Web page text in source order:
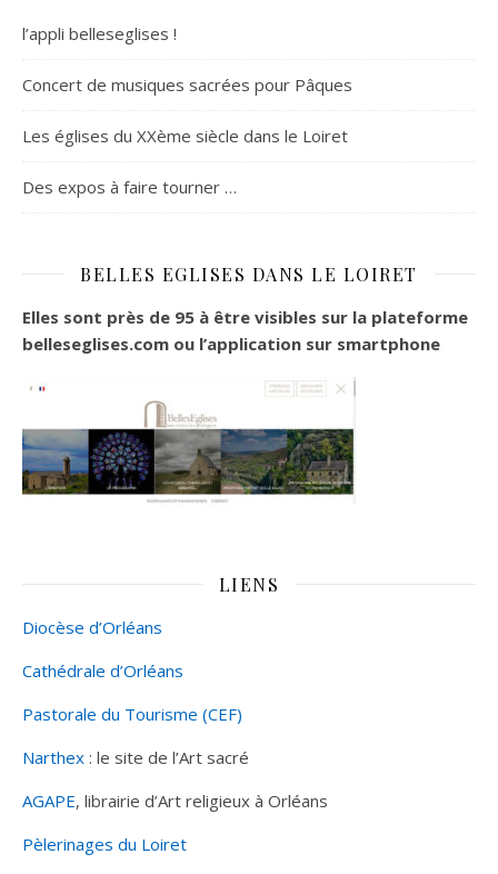
l’appli belleseglises !
Concert de musiques sacrées pour Pâques
Les églises du XXème siècle dans le Loiret
Des expos à faire tourner …
BELLES EGLISES DANS LE LOIRET
Elles sont près de 95 à être visibles sur la plateforme
belleseglises.com ou l’application sur smartphone
LIENS
Diocèse d’Orléans
Cathédrale d’Orléans
Pastorale du Tourisme (CEF)
Narthex : le site de l’Art sacré
AGAPE, librairie d’Art religieux à Orléans
Pèlerinages du Loiret